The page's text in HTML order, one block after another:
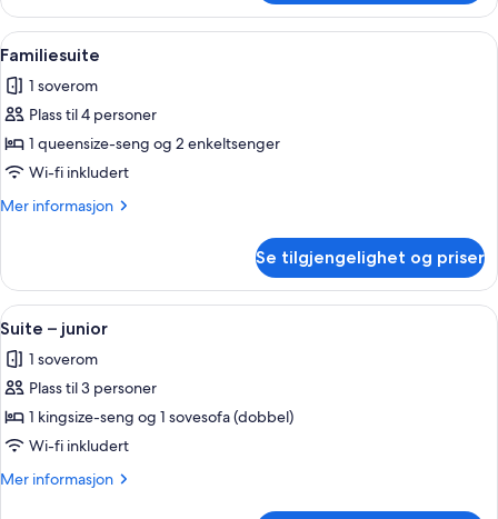
(Sacré-
Coeur)
Åpne
alle
bildene
av
Familiesuite
Sengetøy av topp kvalitet, memory
4
Familiesuite
1 soverom
Plass til 4 personer
1 queensize-seng og 2 enkeltsenger
Wi-fi inkludert
Mer informasjon
Mer
Se tilgjengelighet og priser
Åpne
alle
bildene
av
Suite
–
junior
Suite – junior | Sengetøy av topp
4
Suite – junior
1 soverom
Plass til 3 personer
1 kingsize-seng og 1 sovesofa (dobbel)
Wi-fi inkludert
Mer informasjon
Mer